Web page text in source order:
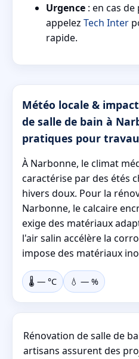
Urgence : en cas
appelez Tech Inter
rapide.
Météo locale &
de salle de bain à
pratiques pour
À Narbonne, le climat
caractérise par des étés
hivers doux. Pour la
Narbonne, le calcaire
exige des matériaux
l'air salin accélère la
impose des matériaux
🌡️ — °C 💧 — %
Rénovation de salle de
artisans assurent des